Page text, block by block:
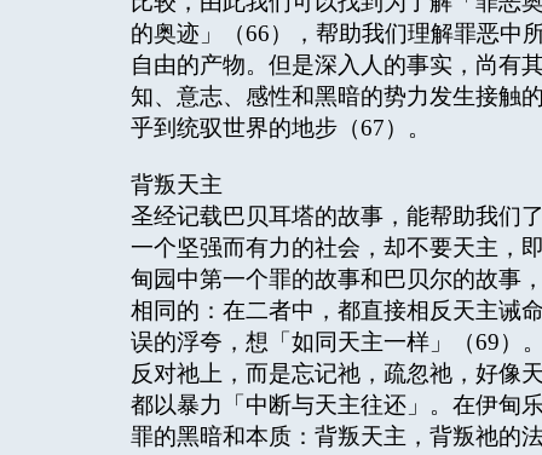
的奥迹」（66），帮助我们理解罪恶中
自由的产物。但是深入人的事实，尚有
知、意志、感性和黑暗的势力发生接触
乎到统驭世界的地步（67）。
背叛天主
圣经记载巴贝耳塔的故事，能帮助我们
一个坚强而有力的社会，却不要天主，
甸园中第一个罪的故事和巴贝尔的故事
相同的：在二者中，都直接相反天主诫
误的浮夸，想「如同天主一样」（69）
反对祂上，而是忘记祂，疏忽祂，好像
都以暴力「中断与天主往还」。在伊甸
罪的黑暗和本质：背叛天主，背叛祂的